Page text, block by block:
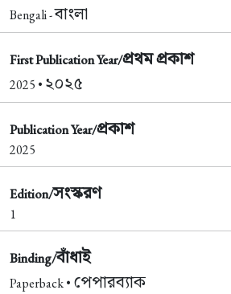
Bengali -বাংলা
First Publication Year/প্রথম প্রকাশ
2025 • ২০২৫
Publication Year/প্রকাশ
2025
Edition/সংস্করণ
1
Binding/বাঁধাই
Paperback • পেপারব্যাক